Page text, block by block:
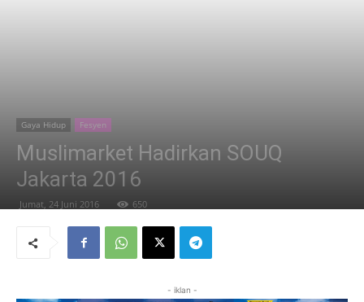
Gaya Hidup Fesyen
Muslimarket Hadirkan SOUQ
Jakarta 2016
Jumat, 24 Juni 2016 650
- iklan -